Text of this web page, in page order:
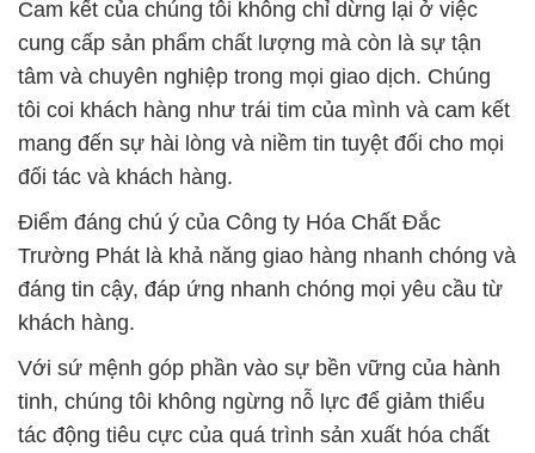
Cam kết của chúng tôi không chỉ dừng lại ở việc
cung cấp sản phẩm chất lượng mà còn là sự tận
tâm và chuyên nghiệp trong mọi giao dịch. Chúng
tôi coi khách hàng như trái tim của mình và cam kết
mang đến sự hài lòng và niềm tin tuyệt đối cho mọi
đối tác và khách hàng.
Điểm đáng chú ý của Công ty Hóa Chất Đắc
Trường Phát là khả năng giao hàng nhanh chóng và
đáng tin cậy, đáp ứng nhanh chóng mọi yêu cầu từ
khách hàng.
Với sứ mệnh góp phần vào sự bền vững của hành
tinh, chúng tôi không ngừng nỗ lực để giảm thiểu
tác động tiêu cực của quá trình sản xuất hóa chất